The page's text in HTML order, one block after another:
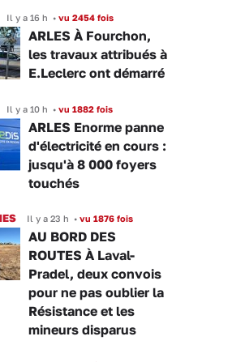
Il y a 16 h • vu 2454 fois
ARLES À Fourchon,
les travaux attribués à
E.Leclerc ont démarré
Il y a 10 h • vu 1882 fois
ARLES Enorme panne
d'électricité en cours :
jusqu'à 8 000 foyers
touchés
Il y a 23 h • vu 1876 fois
AU BORD DES
ROUTES À Laval-
Pradel, deux convois
pour ne pas oublier la
Résistance et les
mineurs disparus